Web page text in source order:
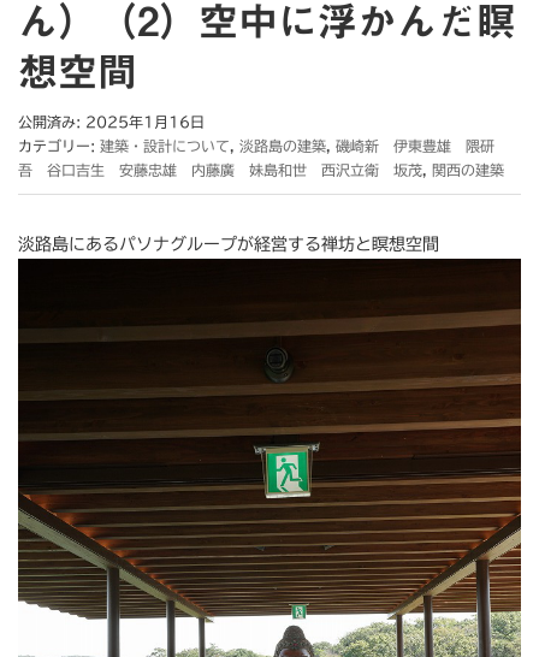
ん）（2）空中に浮かんだ瞑
想空間
公開済み: 2025年1月16日
カテゴリー: 建築・設計について 淡路島の建築
磯崎新 伊東豊雄 隈研
吾 谷口吉生 安藤忠雄 内藤廣 妹島和世 西沢立衛 坂茂
関西の建築
淡路島にあるパソナグループが経営する禅坊と瞑想空間